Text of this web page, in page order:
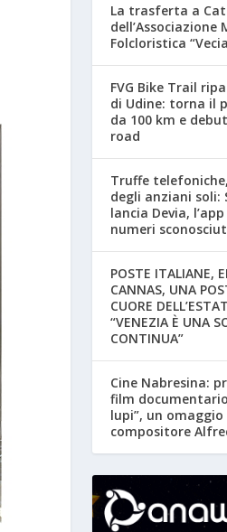
La trasferta a
dell’Associazione
Folcloristica
FVG Bike Trail
di Udine: torna il
da 100 km e
road
Truffe
degli anziani soli:
lancia Devia,
numeri
POSTE ITALIANE,
CANNAS, UNA
CUORE
“VENEZIA È UNA
CONTINUA”
Cine Nabresina:
film
lupi”, un
compositore